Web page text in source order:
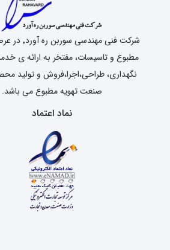
شرکت فنی مهندسی
مطبوع و تاسیسات، مفتخر به ارائه ی
نگهداری، طراحی،اجرا،فروش و تولید
صنعت تهویه مطبوع می باشد.
نماد اعتماد